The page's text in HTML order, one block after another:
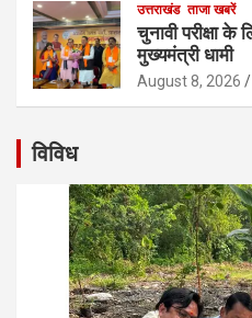
उत्तराखंड ताजा खबरें
चुनावी परीक्षा के
मुख्यमंत्री धामी
August 8, 2026
विविध